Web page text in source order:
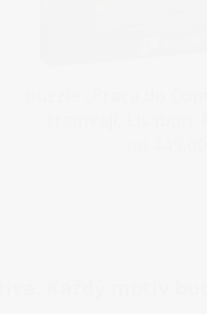
Každý motiv